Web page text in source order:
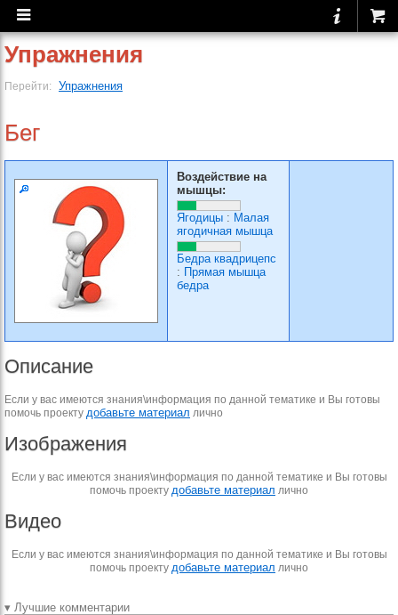
Упражнения
Перейти: Упражнения
Бег
Воздействие на
мышцы:
Ягодицы : Малая
ягодичная мышца
Бедра квадрицепс
: Прямая мышца
бедра
Описание
Если у вас имеются знания\информация по данной тематике и Вы готовы
помочь проекту добавьте материал лично
Изображения
Если у вас имеются знания\информация по данной тематике и Вы готовы
помочь проекту добавьте материал лично
Видео
Если у вас имеются знания\информация по данной тематике и Вы готовы
помочь проекту добавьте материал лично
▾ Лучшие комментарии